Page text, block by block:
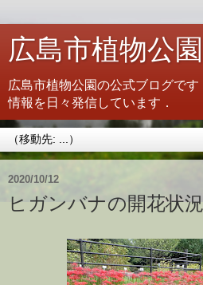
広島市植物公
広島市植物公園の公式ブログで
情報を日々発信しています．
2020/10/12
ヒガンバナの開花状況